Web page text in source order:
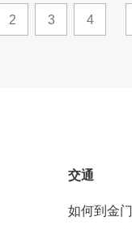
2 3 4
交通
如何到金门